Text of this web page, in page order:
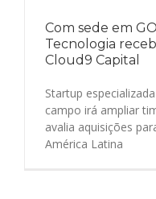
Com sede em
Tecnologia
Cloud9 Capital
Startup
campo irá ampliar
avalia aquisições
América Latina